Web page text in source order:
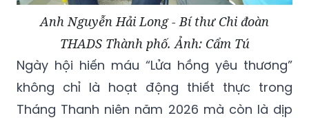
Anh Nguyễn Hải Long - Bí thư Chi đoàn
THADS Thành phố. Ảnh: Cẩm Tú
Ngày hội hiến máu “Lửa hồng yêu thương”
không chỉ là hoạt động thiết thực trong
Tháng Thanh niên năm 2026 mà còn là dịp